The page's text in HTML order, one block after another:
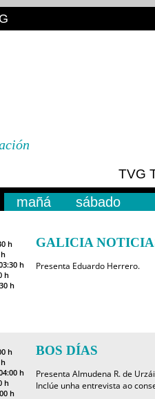
TVG
mañá sábado
h
h
h
h
GALICIA
Presenta Eduardo Herrero.
h
h
h
h
BOS DÍAS
Presenta Almudena R. de
Inclúe unha entrevista ao